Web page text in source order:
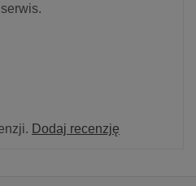
Dodaj recenzję